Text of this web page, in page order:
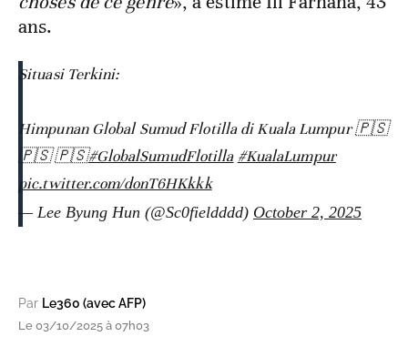
ans.
Situasi Terkini:
Himpunan Global Sumud Flotilla di Kuala Lumpur 🇵🇸
🇵🇸 🇵🇸#GlobalSumudFlotilla #KualaLumpur
pic.twitter.com/donT6HKkkk
— Lee Byung Hun (@Sc0fieldddd) October 2, 2025
Par Le360 (avec AFP)
Le 03/10/2025 à 07h03